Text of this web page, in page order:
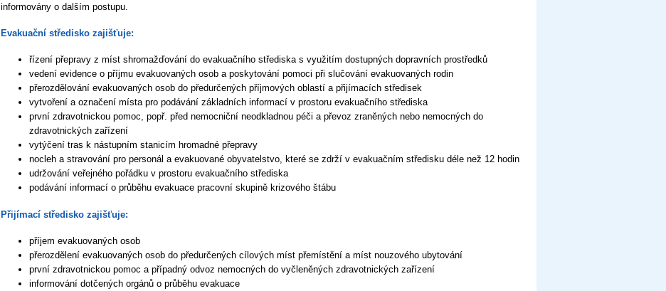
informovány o dalším postupu.
Evakuační středisko zajišťuje:
řízení přepravy z míst shromažďování do evakuačního střediska s využitím dostupných dopravních prostředků
vedení evidence o příjmu evakuovaných osob a poskytování pomoci při slučování evakuovaných rodin
přerozdělování evakuovaných osob do předurčených příjmových oblastí a přijímacích středisek
vytvoření a označení místa pro podávání základních informací v prostoru evakuačního střediska
první zdravotnickou pomoc, popř. před nemocniční neodkladnou péči a převoz zraněných nebo nemocných do
zdravotnických zařízení
vytýčení tras k nástupním stanicím hromadné přepravy
nocleh a stravování pro personál a evakuované obyvatelstvo, které se zdrží v evakuačním středisku déle než 12 hodin
udržování veřejného pořádku v prostoru evakuačního střediska
podávání informací o průběhu evakuace pracovní skupině krizového štábu
Přijímací středisko zajišťuje:
příjem evakuovaných osob
přerozdělení evakuovaných osob do předurčených cílových míst přemístění a míst nouzového ubytování
první zdravotnickou pomoc a případný odvoz nemocných do vyčleněných zdravotnických zařízení
informování dotčených orgánů o průběhu evakuace